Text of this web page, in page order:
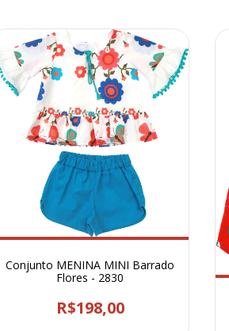
Conjunto MENINA MINI Barrado
Flores - 2830
R$198,00